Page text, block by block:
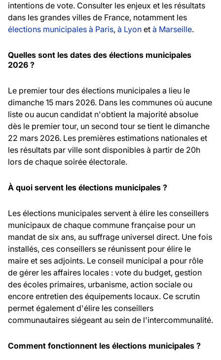
intentions de vote. Consulter les enjeux et les résultats
dans les grandes villes de France, notamment les
élections municipales à Paris, à Lyon et à Marseille.
Quelles sont les dates des élections municipales
2026 ?
Le premier tour des élections municipales a lieu le
dimanche 15 mars 2026. Dans les communes où aucune
liste ou aucun candidat n'obtient la majorité absolue
dès le premier tour, un second tour se tient le dimanche
22 mars 2026. Les premières estimations nationales et
les résultats par ville sont disponibles à partir de 20h
lors de chaque soirée électorale.
À quoi servent les élections municipales ?
Les élections municipales servent à élire les conseillers
municipaux de chaque commune française pour un
mandat de six ans, au suffrage universel direct. Une fois
installés, ces conseillers se réunissent pour élire le
maire et ses adjoints. Le conseil municipal a pour rôle
de gérer les affaires locales : vote du budget, gestion
des écoles primaires, urbanisme, action sociale ou
encore entretien des équipements locaux. Ce scrutin
permet également d'élire les conseillers
communautaires siégeant au sein de l'intercommunalité.
Comment fonctionnent les élections municipales ?